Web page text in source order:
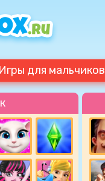
Игры для мальчиков